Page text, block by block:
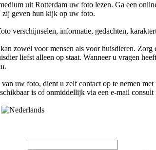
uit Rotterdam uw foto lezen. Ga een
zij geven hun kijk op uw foto.
verschijnselen, informatie, gedachten,
zowel voor mensen als voor huisdieren.
liefst alleen op staat. Wanneer u vragen
uw foto, dient u zelf contact op te nemen met
is of onmiddellijk via een e-mail